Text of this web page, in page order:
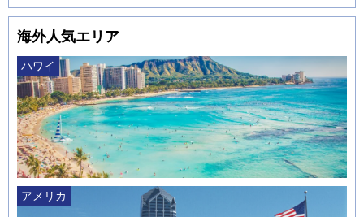
海外人気エリア
ハワイ
アメリカ